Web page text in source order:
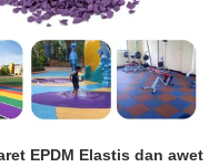
EPDM Elastis dan awet
EPDM tahan kejut
UV Untuk Berlari
Untuk Taman bermain